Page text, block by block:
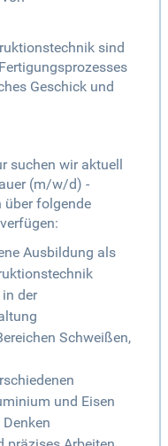
sind
Geschick und
suchen wir aktuell
(m/w/d) -
über folgende
Ausbildung als
der
Schweißen,
und Eisen